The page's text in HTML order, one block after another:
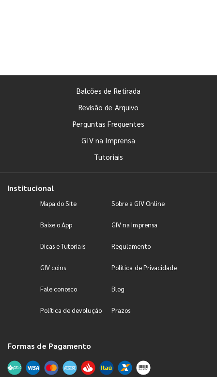
Balcões de Retirada
Revisão de Arquivo
Perguntas Frequentes
GIV na Imprensa
Tutoriais
Institucional
Mapa do Site Sobre a GIV Online
Baixe o App GIV na Imprensa
Dicas e Tutoriais Regulamento
GIV coins Política de Privacidade
Fale conosco Blog
Política de devolução Prazos
Formas de Pagamento